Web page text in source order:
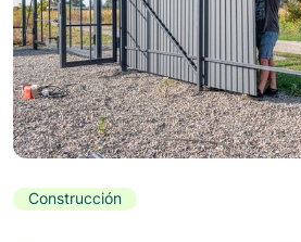
Construcción